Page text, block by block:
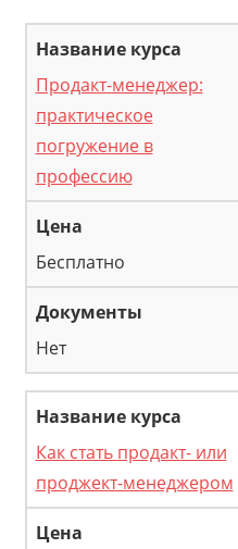
Продакт-менеджер:
практическое
погружение в
профессию
Бесплатно
Нет
Как стать продакт- или
проджект-менеджером